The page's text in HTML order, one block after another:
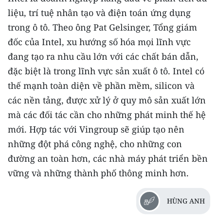
Đồng bằng sông Cửu Long
Chuyên trang Hà Nội
Chuyên trang TP. Hồ Chí Minh
CHUYÊN ĐỀ
CÁC CHUYÊN TRANG
VỀ BÁO NHÂN DÂN
THỜI NAY
NHÂN DÂN CUỐI TUẦN
liệu, trí tuệ nhân tạo và điện toán ứng dụng
trong ô tô. Theo ông Pat Gelsinger, Tổng giám
đốc của Intel, xu hướng số hóa mọi lĩnh vực
đang tạo ra nhu cầu lớn với các chất bán dẫn,
đặc biệt là trong lĩnh vực sản xuất ô tô. Intel có
thế mạnh toàn diện về phần mềm, silicon và
các nền tảng, được xử lý ở quy mô sản xuất lớn
mà các đối tác cần cho những phát minh thế hệ
mới. Hợp tác với Vingroup sẽ giúp tạo nên
những đột phá công nghệ, cho những con
đường an toàn hơn, các nhà máy phát triển bền
vững và những thành phố thông minh hơn.
HÙNG ANH